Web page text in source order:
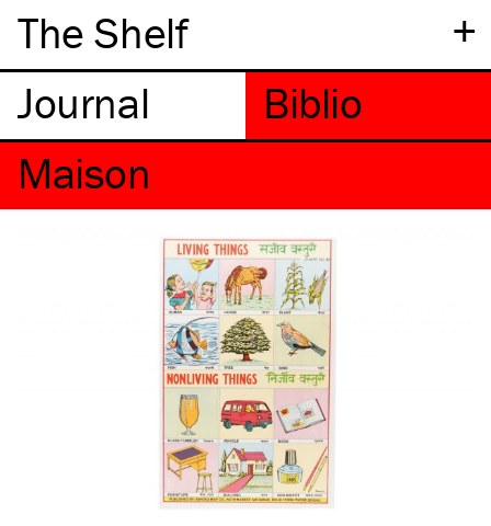
+
The Shelf
Maison